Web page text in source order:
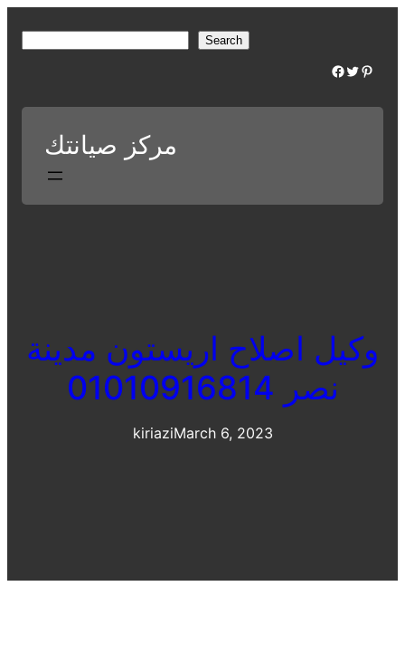
r
Search
Facebook Twitter Pinterest
مركز صيانتك
وكيل اصلاح اريستون مدينة
نصر 01010916814
kiriaziMarch 6, 2023